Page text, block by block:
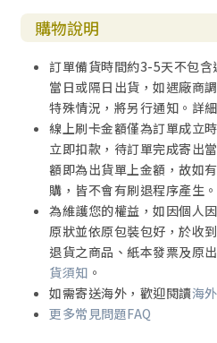
但願尊貴、榮耀和頌讚，都
阿們（羅十六27）！
1998年6月25日 於真耶穌教會
購物說明
訂單備貨時間約3-5天不包
當日或隔日出貨，如遇廠商
特殊情況，將另行通知。詳
線上刷卡金額僅為訂單成立
立即扣款，待訂單完成寄出
額即為出貨單上金額，故如
購，皆不會有刷退程序產生。
為維護您的權益，如因個人
原狀並依原包裝包好，於收
退貨之商品、紙本發票及原
貨須知 。
如需寄送海外，歡迎閱讀海
更多常見問題FAQ